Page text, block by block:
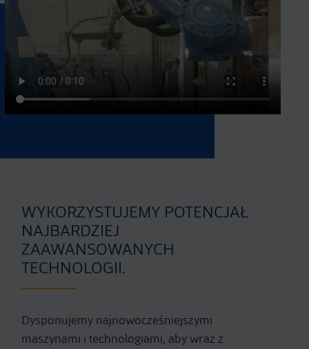
WYKORZYSTUJEMY POTENCJAŁ
NAJBARDZIEJ
ZAAWANSOWANYCH
TECHNOLOGII.
Dysponujemy najnowocześniejszymi
maszynami i technologiami, aby wraz z